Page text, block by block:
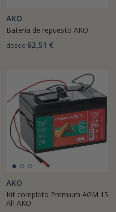
AKO
Batería de repuesto AKO
desde 62,51 €
AKO
Kit completo Premium AGM 15
Ah AKO